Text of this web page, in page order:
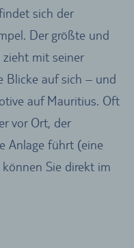
sich der
Der größte und
zieht mit seiner
Blicke auf sich – und
auf Mauritius. Oft
vor Ort, der
Anlage führt (eine
Sie direkt im